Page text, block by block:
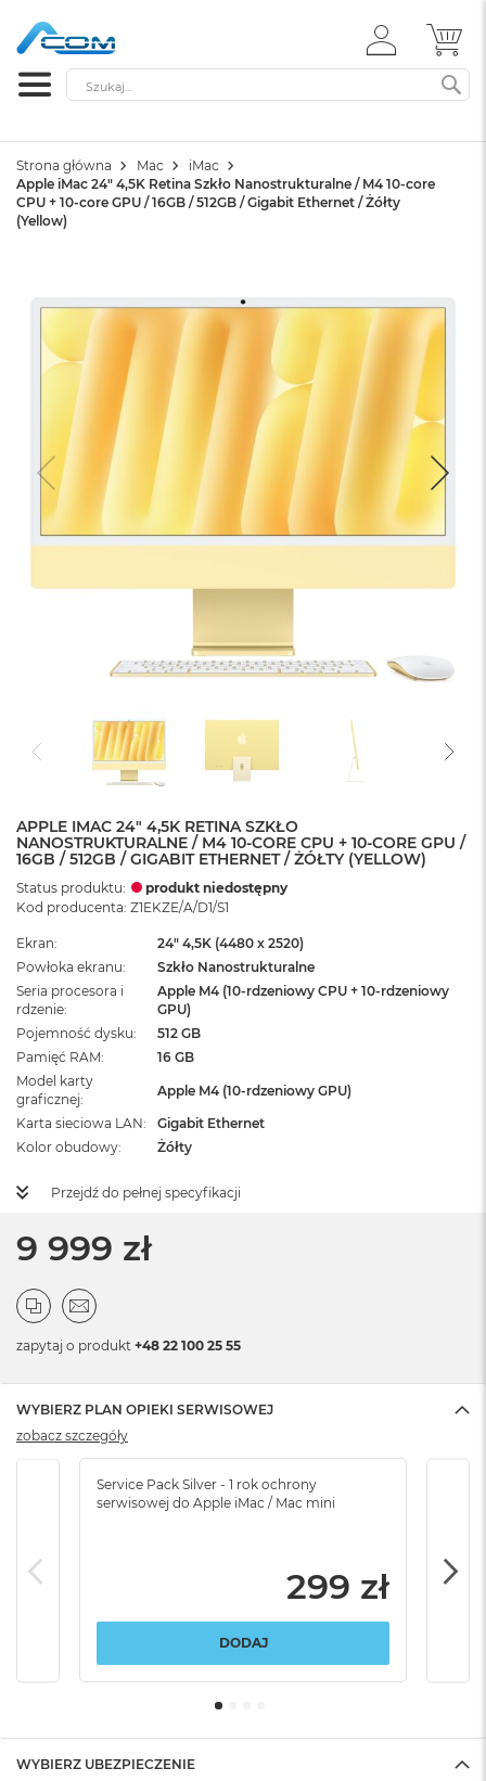
ZALOGUJ
SIĘ
Szukaj
Strona główna Mac
iMac
Apple iMac 24" 4,5K Retina Szkło Nanostrukturalne / M4 10-core
CPU + 10-core GPU / 16GB / 512GB / Gigabit Ethernet / Żółty
(Yellow)
APPLE IMAC 24" 4,5K RETINA SZKŁO
NANOSTRUKTURALNE / M4 10-CORE CPU + 10-CORE GPU /
16GB / 512GB / GIGABIT ETHERNET / ŻÓŁTY (YELLOW)
Status produktu:
produkt niedostępny
Kod producenta: Z1EKZE/A/D1/S1
Ekran
24" 4,5K (4480 x 2520)
Powłoka ekranu
Szkło Nanostrukturalne
Seria procesora i
rdzenie
Apple M4 (10-rdzeniowy CPU + 10-rdzeniowy
GPU)
Pojemność dysku
512 GB
Pamięć RAM
16 GB
Model karty
graficznej
Apple M4 (10-rdzeniowy GPU)
Karta sieciowa LAN
Gigabit Ethernet
Kolor obudowy
Żółty
Przejdź do pełnej specyfikacji
9 999 zł
zapytaj o produkt +48 22 100 25 55
WYBIERZ PLAN OPIEKI SERWISOWEJ
Service Pack Silver - 1 rok ochrony
serwisowej do Apple iMac / Mac mini
299 zł
DODAJ
zobacz szczegóły
WYBIERZ UBEZPIECZENIE